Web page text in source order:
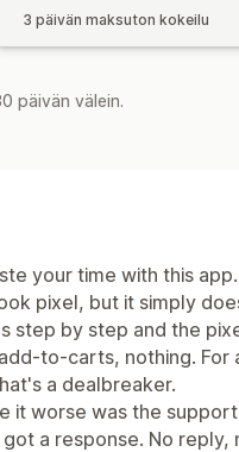
3 päivän maksuton kokeilu
päivän välein.
your time with this
pixel, but it simply
step by step and the
to-carts, nothing. For
a dealbreaker.
it worse was the
a response. No